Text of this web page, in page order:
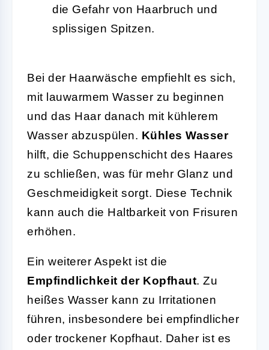
die Gefahr von Haarbruch und
splissigen Spitzen.
Bei der Haarwäsche empfiehlt es sich,
mit lauwarmem Wasser zu beginnen
und das Haar danach mit kühlerem
Wasser abzuspülen. Kühles Wasser
hilft, die Schuppenschicht des Haares
zu schließen, was für mehr Glanz und
Geschmeidigkeit sorgt. Diese Technik
kann auch die Haltbarkeit von Frisuren
erhöhen.
Ein weiterer Aspekt ist die
Empfindlichkeit der Kopfhaut. Zu
heißes Wasser kann zu Irritationen
führen, insbesondere bei empfindlicher
oder trockener Kopfhaut. Daher ist es